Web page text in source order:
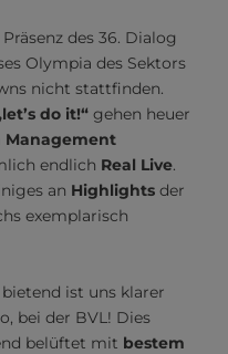
des 36. Dialog
Olympia des Sektors
nicht stattfinden.
do it!“ gehen heuer
Management
endlich Real Live.
an Highlights der
exemplarisch
ist uns klarer
bei der BVL! Dies
belüftet mit bestem